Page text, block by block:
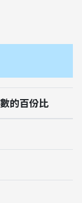
的百份比